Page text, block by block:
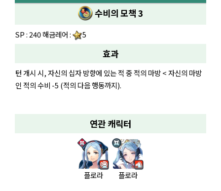
수비의 모책 3
SP : 240 해금레어 : 5
효과
턴 개시 시, 자신의 십자 방향에 있는 적 중 적의 마방 < 자신의 마방
인 적의 수비 -5 (적의 다음 행동까지).
연관 캐릭터
플로라 플로라